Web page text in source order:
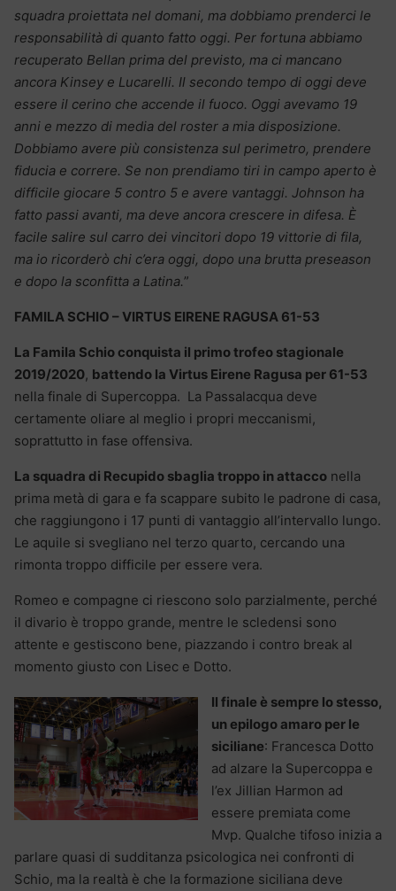
squadra proiettata nel domani, ma dobbiamo prenderci le
responsabilità di quanto fatto oggi. Per fortuna abbiamo
recuperato Bellan prima del previsto, ma ci mancano
ancora Kinsey e Lucarelli. Il secondo tempo di oggi deve
essere il cerino che accende il fuoco. Oggi avevamo 19
anni e mezzo di media del roster a mia disposizione.
Dobbiamo avere più consistenza sul perimetro, prendere
fiducia e correre. Se non prendiamo tiri in campo aperto è
difficile giocare 5 contro 5 e avere vantaggi. Johnson ha
fatto passi avanti, ma deve ancora crescere in difesa. È
facile salire sul carro dei vincitori dopo 19 vittorie di fila,
ma io ricorderò chi c’era oggi, dopo una brutta preseason
e dopo la sconfitta a Latina.”
FAMILA SCHIO – VIRTUS EIRENE RAGUSA 61-53
La Famila Schio conquista il primo trofeo stagionale
2019/2020, battendo la Virtus Eirene Ragusa per 61-53
nella finale di Supercoppa. La Passalacqua deve
certamente oliare al meglio i propri meccanismi,
soprattutto in fase offensiva.
La squadra di Recupido sbaglia troppo in attacco nella
prima metà di gara e fa scappare subito le padrone di casa,
che raggiungono i 17 punti di vantaggio all’intervallo lungo.
Le aquile si svegliano nel terzo quarto, cercando una
rimonta troppo difficile per essere vera.
Romeo e compagne ci riescono solo parzialmente, perché
il divario è troppo grande, mentre le scledensi sono
attente e gestiscono bene, piazzando i contro break al
momento giusto con Lisec e Dotto.
Il finale è sempre lo stesso,
un epilogo amaro per le
siciliane: Francesca Dotto
ad alzare la Supercoppa e
l’ex Jillian Harmon ad
essere premiata come
Mvp. Qualche tifoso inizia a
parlare quasi di sudditanza psicologica nei confronti di
Schio, ma la realtà è che la formazione siciliana deve